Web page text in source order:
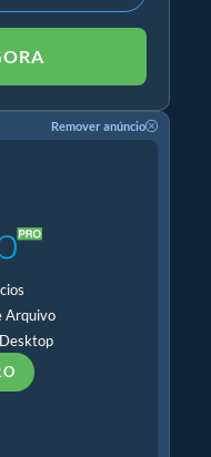
Remover anúncio
Arquivo